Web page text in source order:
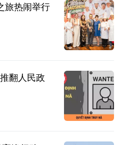
旅热闹举行
翻人民政